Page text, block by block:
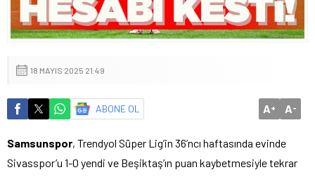
18 MAYIS 2025 21:49
ABONE OL A+ A-
Samsunspor, Trendyol Süper Lig’in 36’ncı haftasında evinde
Sivasspor’u 1-0 yendi ve Beşiktaş’ın puan kaybetmesiyle tekrar